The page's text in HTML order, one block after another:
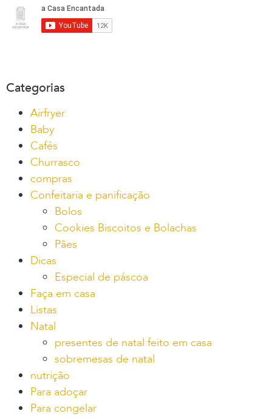
Categorias
Airfryer
Baby
Cafés
Churrasco
compras
Confeitaria e panificação
Bolos
Cookies Biscoitos e Bolachas
Pães
Dicas
Especial de páscoa
Faça em casa
Listas
Natal
presentes de natal feito em casa
sobremesas de natal
nutrição
Para adoçar
Para congelar